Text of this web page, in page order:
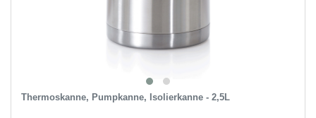
Thermoskanne, Pumpkanne, Isolierkanne - 2,5L